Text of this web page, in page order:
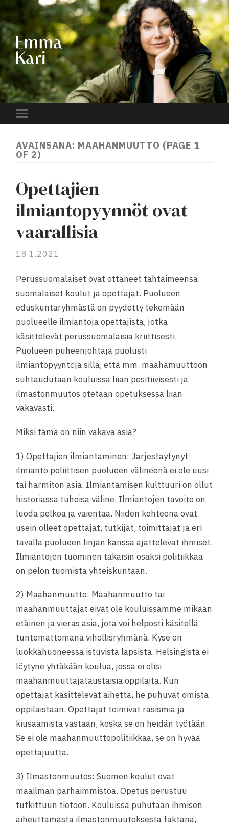
EMMA
KARI
Toggle
AVAINSANA: MAAHANMUUTTO (PAGE 1
OF 2)
Opettajien
ilmiantopyynnöt ovat
vaarallisia
18.1.2021
Perussuomalaiset ovat ottaneet tähtäimeensä
suomalaiset koulut ja opettajat. Puolueen
eduskuntaryhmästä on pyydetty tekemään
puolueelle ilmiantoja opettajista, jotka
käsittelevät perussuomalaisia kriittisesti.
Puolueen puheenjohtaja puolusti
ilmiantopyyntöjä sillä, että mm. maahamuuttoon
suhtaudutaan kouluissa liian positiivisesti ja
ilmastonmuutos otetaan opetuksessa liian
vakavasti.
Miksi tämä on niin vakava asia?
1) Opettajien ilmiantaminen: Järjestäytynyt
ilmianto poliittisen puolueen välineenä ei ole uusi
tai harmiton asia. Ilmiantamisen kulttuuri on ollut
historiassa tuhoisa väline. Ilmiantojen tavoite on
luoda pelkoa ja vaientaa. Niiden kohteena ovat
usein olleet opettajat, tutkijat, toimittajat ja eri
tavalla puolueen linjan kanssa ajattelevat ihmiset.
Ilmiantojen tuominen takaisin osaksi politiikkaa
on pelon tuomista yhteiskuntaan.
2) Maahanmuutto: Maahanmuutto tai
maahanmuuttajat eivät ole kouluissamme mikään
etäinen ja vieras asia, jota voi helposti käsitellä
tuntemattomana vihollisryhmänä. Kyse on
luokkahuoneessa istuvista lapsista. Helsingistä ei
löytyne yhtäkään koulua, jossa ei olisi
maahanmuuttajataustaisia oppilaita. Kun
opettajat käsittelevät aihetta, he puhuvat omista
oppilaistaan. Opettajat toimivat rasismia ja
kiusaamista vastaan, koska se on heidän työtään.
Se ei ole maahanmuuttopolitiikkaa, se on hyvää
opettajuutta.
3) Ilmastonmuutos: Suomen koulut ovat
maailman parhaimmistoa. Opetus perustuu
tutkittuun tietoon. Kouluissa puhutaan ihmisen
aiheuttamasta ilmastonmuutoksesta faktana,